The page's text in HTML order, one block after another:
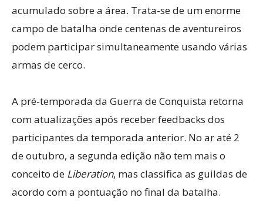
acumulado sobre a área. Trata-se de um enorme
campo de batalha onde centenas de aventureiros
podem participar simultaneamente usando várias
armas de cerco.
A pré-temporada da Guerra de Conquista retorna
com atualizações após receber feedbacks dos
participantes da temporada anterior. No ar até 2
de outubro, a segunda edição não tem mais o
conceito de Liberation, mas classifica as guildas de
acordo com a pontuação no final da batalha.